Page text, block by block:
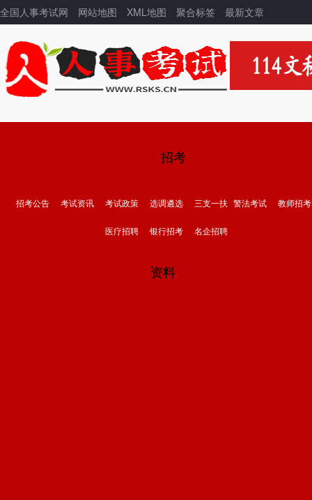
全国人事考试网 网站地图 XML地图 聚合标签 最新文章
招考
招考公告 考试资讯 考试政策 选调遴选 三支一扶 警法考试 教师招考
医疗招聘 银行招考 名企招聘
资料